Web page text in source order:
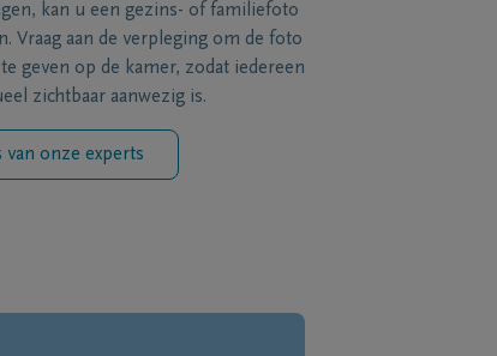
kan u een gezins- of familiefoto
Vraag aan de verpleging om de foto
geven op de kamer, zodat iedereen
zichtbaar aanwezig is.
van onze experts